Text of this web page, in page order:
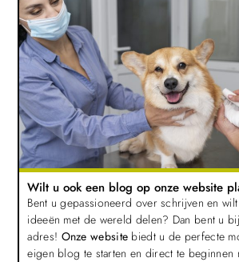
Wilt u ook een blog op onze website
Bent u gepassioneerd over schrijven en
ideeën met de wereld delen? Dan bent u
adres! Onze website biedt u de perfecte
eigen blog te starten en direct te beginnen